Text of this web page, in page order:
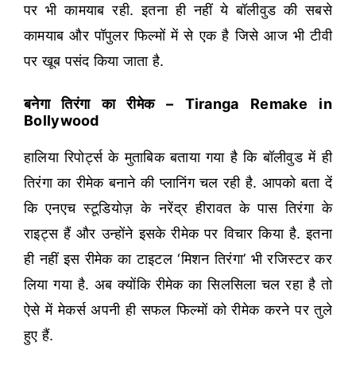
पर भी कामयाब रही. इतना ही नहीं ये बॉलीवुड की सबसे
कामयाब और पॉपुलर फिल्मों में से एक है जिसे आज भी टीवी
पर खूब पसंद किया जाता है.
बनेगा तिरंगा का रीमेक – Tiranga Remake in
Bollywood
हालिया रिपोर्ट्स के मुताबिक बताया गया है कि बॉलीवुड में ही
तिरंगा का रीमेक बनाने की प्लानिंग चल रही है. आपको बता दें
कि एनएच स्टूडियोज़ के नरेंद्र हीरावत के पास तिरंगा के
राइट्स हैं और उन्होंने इसके रीमेक पर विचार किया है. इतना
ही नहीं इस रीमेक का टाइटल ‘मिशन तिरंगा’ भी रजिस्टर कर
लिया गया है. अब क्योंकि रीमेक का सिलसिला चल रहा है तो
ऐसे में मेकर्स अपनी ही सफल फिल्मों को रीमेक करने पर तुले
हुए हैं.